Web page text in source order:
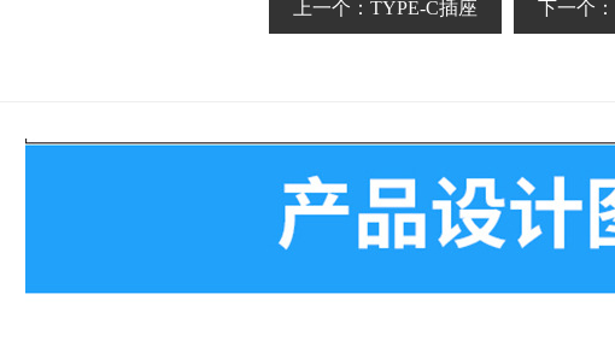
上一个： TYPE-C插座 下一个：